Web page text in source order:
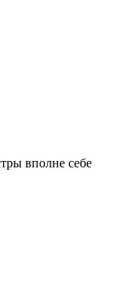
вполне себе